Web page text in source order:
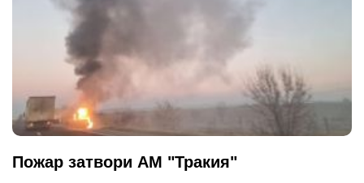
Пожар затвори АМ "Тракия"